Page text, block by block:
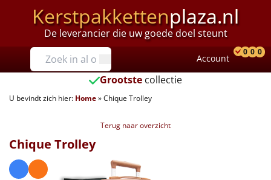
Kerstpakkettenplaza.nl
De leverancier die uw goede doel steunt
Prijzen
Tot €25
€25 tot €35
€40 tot €45
Account
0 0 0
Grootste collectie
U bevindt zich hier: Home»Chique Trolley
Terug naar overzicht
Chique Trolley